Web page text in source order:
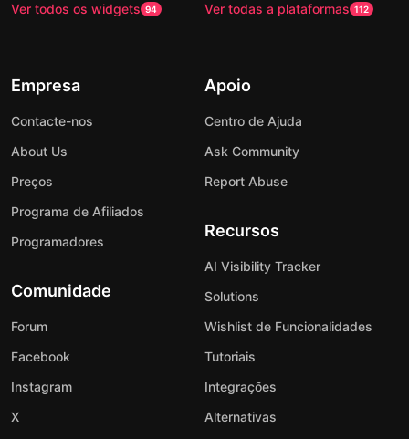
Ver todos os widgets 94
Ver todas a plataformas 112
Empresa
Contacte-nos
About Us
Preços
Programa de Afiliados
Programadores
Comunidade
Forum
Facebook
Instagram
X
Apoio
Centro de Ajuda
Ask Community
Report Abuse
Recursos
AI Visibility Tracker
Solutions
Wishlist de Funcionalidades
Tutoriais
Integrações
Alternativas